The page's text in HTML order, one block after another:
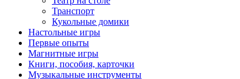
Транспорт
Кукольные домики
Настольные игры
Первые опыты
Магнитные игры
Книги, пособия, карточки
Музыкальные инструменты